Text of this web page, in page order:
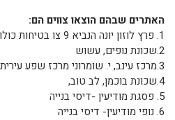
האתרים שבהם הוצאו צווים הם:
1. פרץ לוזון יונה הנביא 9 צו בטיחות כולו
2.שכונת נופים, עשוש
3.מרכז עינב, י. שומרוני מרכז שפע עירית מודיעין.
4.שכונת בוכמן, לב טוב,
5. פסגת מודיעין -דיסי בנייה
6. נופי מודיעין- דיסי בנייה